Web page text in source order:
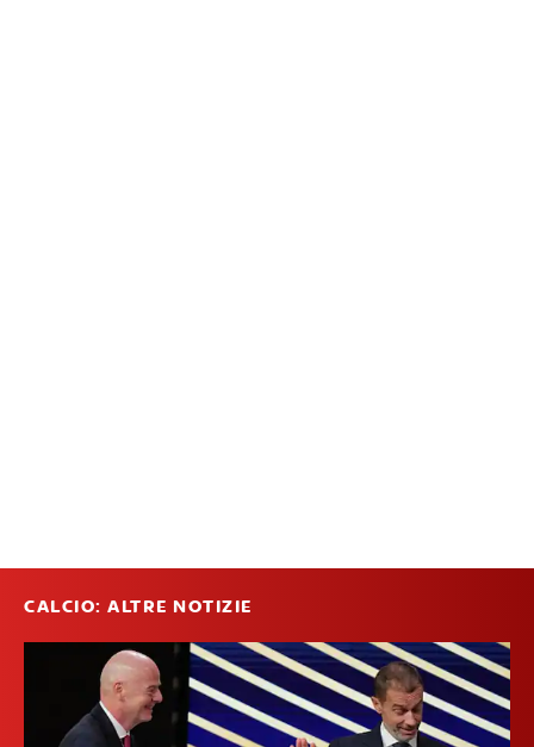
CALCIO: ALTRE NOTIZIE